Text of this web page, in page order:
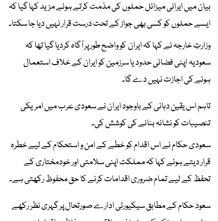
بیان میں ایرانی میزائل حملوں کی مذمت کرتے ہوئے مزید کہا گیا کہ
ایسے حملوں کو کسی بھی جواز کے تحت درست قرار نہیں دیا جا سکتا۔
وزارتِ خارجہ نے کہا کہ ایران کو واضح طور پر آگاہ کردیا گیا تھا کہ
سعودیہ اپنی فضائی حدود یا سرزمین کو ایران کے خلاف استعمال
ہونے کی اجازت نہیں دے گا۔
تاہم اس یقین دہانی کے باوجود ایران نے سعودی عرب میں امریکی
تنصیبات کو نشانہ بنانے کی کوشش کی۔
سعودی حکام نے اس اقدام کو خطے کے امن و استحکام کے لیے خطرہ
قرار دیتے ہوئے کہا کہ مملکت اپنی سلامتی اور خودمختاری کے
تحفظ کے لیے تمام ضروری اقدامات کرنے کا حق محفوظ رکھتی ہے۔
سعود حکام کے مطابق سیکیورٹی ادارے صورتحال پر گہری نظر رکھے